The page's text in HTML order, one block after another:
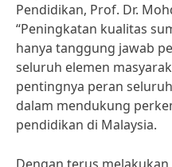
Pendidikan, Prof. Dr.
“Peningkatan kualitas
hanya tanggung jawab
seluruh elemen
pentingnya peran
dalam mendukung
pendidikan di Malaysia.